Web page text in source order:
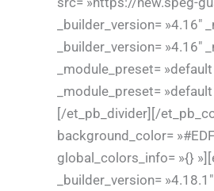
_builder_version=
_builder_version=
_module_preset=
_module_preset=
[/et_pb_divider][/
background_color=
global_colors_info= »{}
_builder_version=